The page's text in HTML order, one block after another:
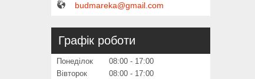
budmareka@gmail.com
Графік роботи
Понеділок 08:00
17:00
Вівторок
08:00
17:00